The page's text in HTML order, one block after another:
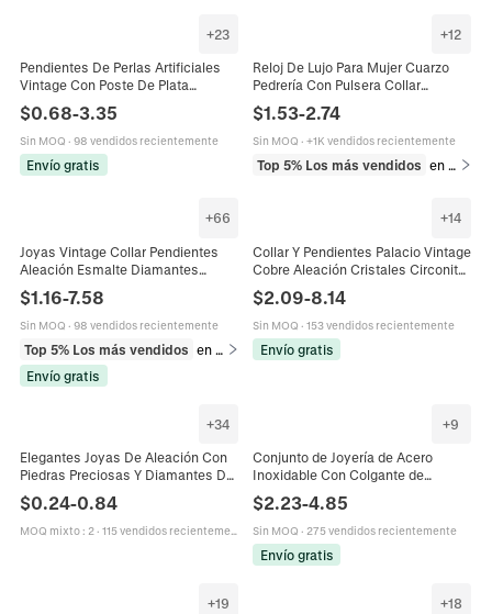
+23
Pendientes De Perlas Artificiales
Vintage Con Poste De Plata
Aleación Brillantes Geométrico
Estilo Francés Elegante Para Mujer
$0.68-3.35
Sin MOQ · 98 vendidos recientemente
Envío gratis
+12
Reloj De Lujo Para Mujer Cuarzo
Pedrería Con Pulsera Collar
Pendientes Anillo Esfera Números
Romanos Aleación Brillante
$1.53-2.74
Sin MOQ · +1K vendidos recientemente
Top 5% Los más vendidos en Relojes
+66
Joyas Vintage Collar Pendientes
Aleación Esmalte Diamantes
Geométrica Colorida Estilo Palacio
Mujer Accesorio
$1.16-7.58
Sin MOQ · 98 vendidos recientemente
Top 5% Los más vendidos
Envío gratis
+14
Collar Y Pendientes Palacio Vintage
Cobre Aleación Cristales Circonita
Boda De Noche Gala Mujer
$2.09-8.14
Sin MOQ · 153 vendidos recientemente
Envío gratis
+34
Elegantes Joyas De Aleación Con
Piedras Preciosas Y Diamantes De
Imitación Collar Pendientes Anillo
Para Novia
$0.24-0.84
MOQ mixto: 2· 115 vendidos recientemente
+9
Conjunto de Joyería de Acero
Inoxidable Con Colgante de
Margarita Cactus Girasol Strass
Collar Pendientes para Mujer
$2.23-4.85
Sin MOQ · 275 vendidos recientemente
Envío gratis
+19 +18